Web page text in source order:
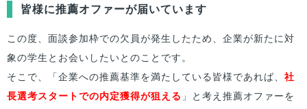
皆様に推薦オファーが届いています
この度、面談参加枠での欠員が発生したため、企業が新たに対
象の学生とお会いしたいとのことです。
そこで、「企業への推薦基準を満たしている 皆様であれば、 社
長選考スタートでの内定獲得が狙える 」と考え推薦オファーを